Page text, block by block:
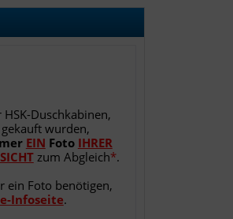
Duschkabinen,
wurden,
EIN Foto IHRER
zum Abgleich*.
ein Foto benötigen,
Infoseite.